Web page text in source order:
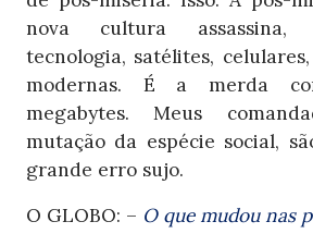
nova cultura assassina,
tecnologia, satélites,
modernas. É a merda
megabytes. Meus
mutação da espécie social,
grande erro sujo.
O GLOBO: – O que mudou nas